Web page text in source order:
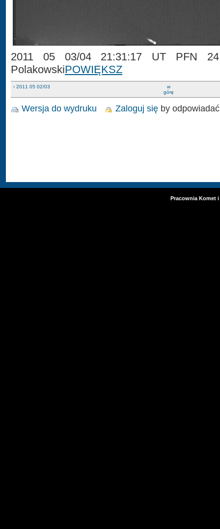
2011 05 03/04 21:31:17 UT PFN 24
PolakowskiPOWIĘKSZ
‹ 2011 05 02/03
w
górę
Wersja do wydruku Zaloguj się by odpowiadać
Pracownia Komet